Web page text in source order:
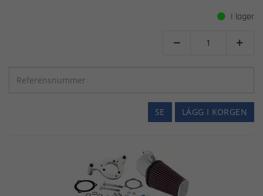
I lager
 
LÄGG I KORGEN
SE